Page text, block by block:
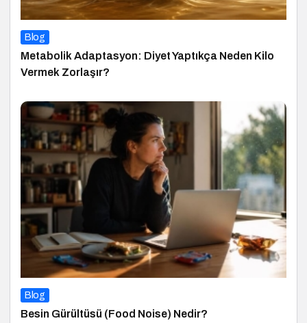
Blog
Metabolik Adaptasyon: Diyet Yaptıkça Neden Kilo
Vermek Zorlaşır?
Blog
Besin Gürültüsü (Food Noise) Nedir?